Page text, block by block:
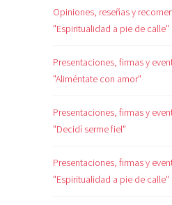
Opiniones, reseñas y
"Espiritualidad a pie de calle"
Presentaciones, firmas y
"Aliméntate con amor"
Presentaciones, firmas y
"Decidí serme fiel"
Presentaciones, firmas y
"Espiritualidad a pie de calle"